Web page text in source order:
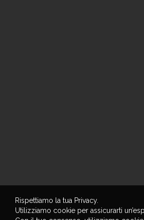
Rispettiamo la tua Privacy.
Utilizziamo cookie per assicurarti